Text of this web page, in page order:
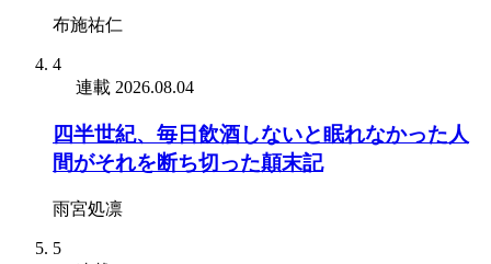
布施祐仁
4
連載 2026.08.04
四半世紀、毎日飲酒しないと眠れなかった人
間がそれを断ち切った顛末記
雨宮処凛
5